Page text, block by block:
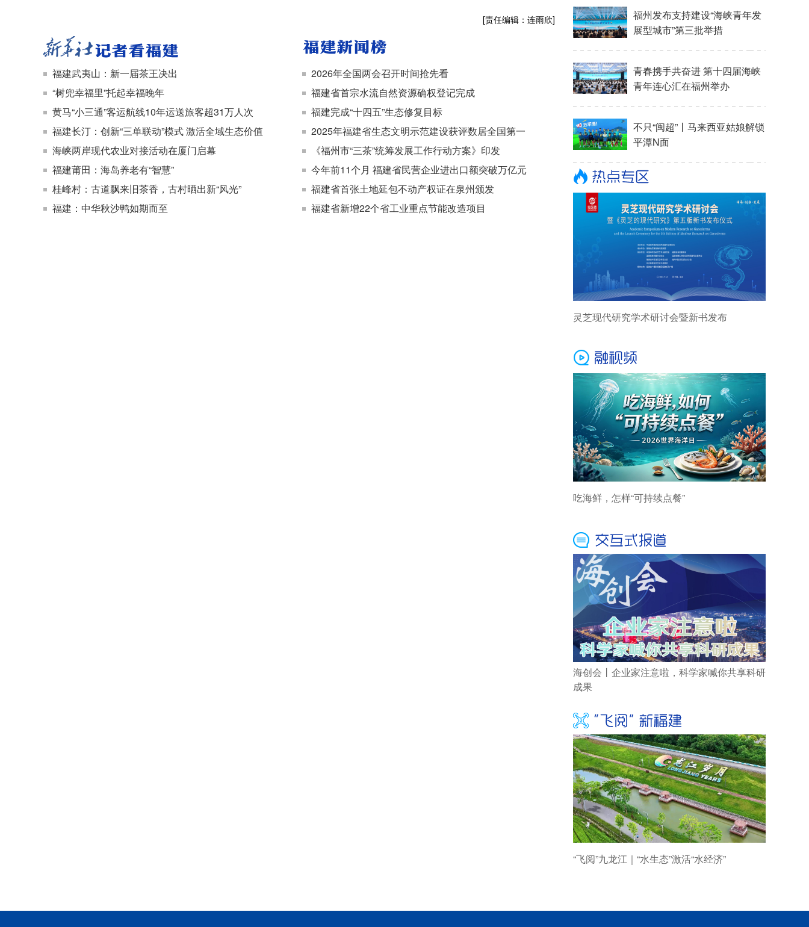
[责任编辑：连雨欣]
福建武夷山：新一届茶王决出
“树兜幸福里”托起幸福晚年
黄马“小三通”客运航线10年运送旅客超31万人次
福建长汀：创新“三单联动”模式 激活全域生态价值
海峡两岸现代农业对接活动在厦门启幕
福建莆田：海岛养老有“智慧”
桂峰村：古道飘来旧茶香，古村晒出新“风光”
福建：中华秋沙鸭如期而至
2026年全国两会召开时间抢先看
福建省首宗水流自然资源确权登记完成
福建完成“十四五”生态修复目标
2025年福建省生态文明示范建设获评数居全国第一
《福州市“三茶”统筹发展工作行动方案》印发
今年前11个月 福建省民营企业进出口额突破万亿元
福建省首张土地延包不动产权证在泉州颁发
福建省新增22个省工业重点节能改造项目